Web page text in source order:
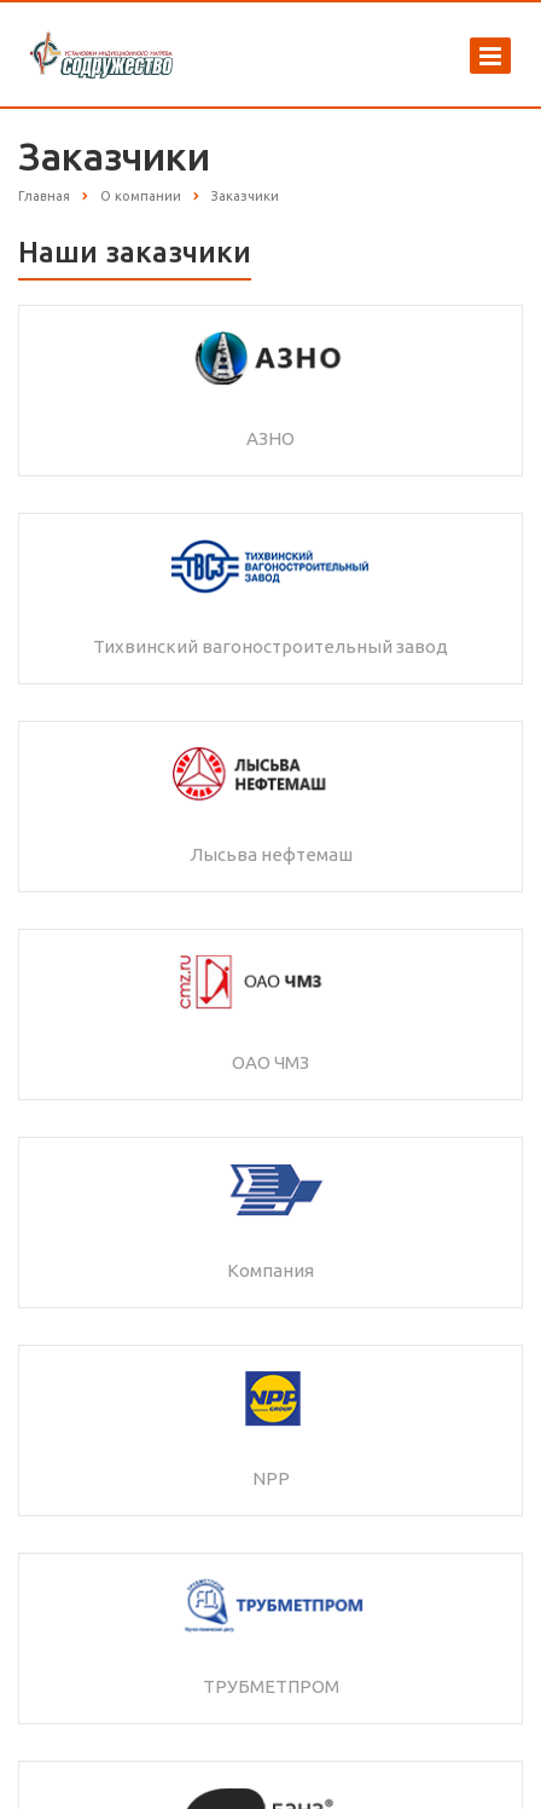
Заказчики
Главная О компании Заказчики
Наши заказчики
АЗНО
Тихвинский вагоностроительный завод
Лысьва нефтемаш
ОАО ЧМЗ
Компания
NPP
ТРУБМЕТПРОМ